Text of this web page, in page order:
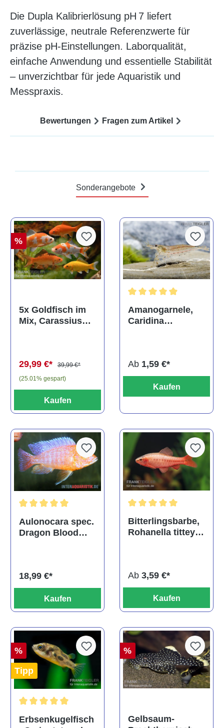
Die Dupla Kalibrierlösung pH 7 liefert
zuverlässige, neutrale Referenzwerte für
präzise pH-Einstellungen. Laborqualität,
einfache Anwendung und essentielle Stabilität
– unverzichtbar für jede Aquaristik und
Messpraxis.
Bewertungen Fragen zum Artikel
Sonderangebote
%
5x Goldfisch im
Mix, Carassius
29,99 €*
39,99 €*
(25.01% gespart)
Kaufen
Amanogarnele,
Caridina
Ab 1,59 €*
Kaufen
Durchschnittliche Bewertung von 5 von 5 Sternen
Aulonocara spec.
Dragon Blood
18,99 €*
Kaufen
Bitterlingsbarbe,
Rohanella titteya,
Ab 3,59 €*
Kaufen
%
Tipp
Durchschnittliche Bewertung von 5 von 5 Sternen
Erbsenkugelfisch
%
Gelbsaum-